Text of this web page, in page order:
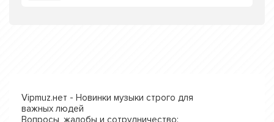
Vipmuz.нет - Новинки музыки строго для
важных людей
Вопросы, жалобы и сотрудничество: